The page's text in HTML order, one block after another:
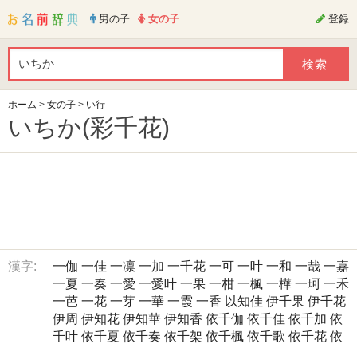
男の子 女の子 登録
ホーム > 女の子 > い行
いちか(彩千花)
漢字: 一伽 一佳 一凛 一加 一千花 一可 一叶 一和 一哉 一嘉
一夏 一奏 一愛 一愛叶 一果 一柑 一楓 一樺 一珂 一禾
一芭 一花 一芽 一華 一霞 一香 以知佳 伊千果 伊千花
伊周 伊知花 伊知華 伊知香 依千伽 依千佳 依千加 依
千叶 依千夏 依千奏 依千架 依千楓 依千歌 依千花 依